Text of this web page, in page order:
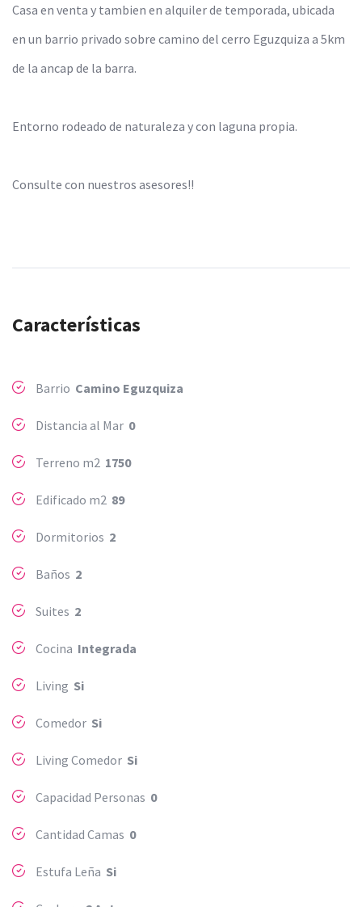
Casa en venta y tambien en alquiler de temporada, ubicada
en un barrio privado sobre camino del cerro Eguzquiza a 5km
de la ancap de la barra.
Entorno rodeado de naturaleza y con laguna propia.
Consulte con nuestros asesores!!
Características
Barrio Camino Eguzquiza
Distancia al Mar 0
Terreno m2 1750
Edificado m2 89
Dormitorios 2
Baños 2
Suites 2
Cocina Integrada
Living Si
Comedor Si
Living Comedor Si
Capacidad Personas 0
Cantidad Camas 0
Estufa Leña Si